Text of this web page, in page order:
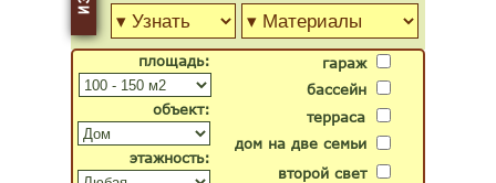
гараж
бассейн
второй свет
дом на две семьи
терраса
объект:
площадь:
этажность: